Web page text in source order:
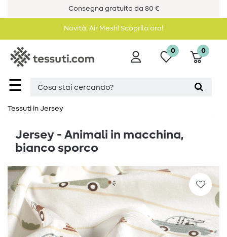
Consegna gratuita da 80 €
Novità: Air Mesh! Scoprilo ora!
☰
0 0
Tessuti in Jersey
Jersey - Animali in macchina,
bianco sporco